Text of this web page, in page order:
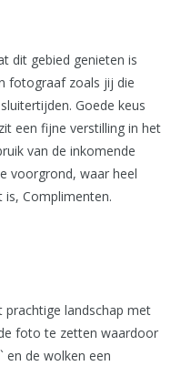
dit gebied genieten is
fotograaf zoals jij die
Goede keus
een fijne verstilling in het
van de inkomende
voorgrond, waar heel
is, Complimenten.
prachtige landschap met
foto te zetten waardoor
en de wolken een